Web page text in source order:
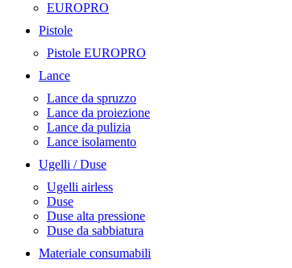
EUROPRO
Pistole
Pistole EUROPRO
Lance
Lance da spruzzo
Lance da proiezione
Lance da pulizia
Lance isolamento
Ugelli / Duse
Ugelli airless
Duse
Duse alta pressione
Duse da sabbiatura
Materiale consumabili